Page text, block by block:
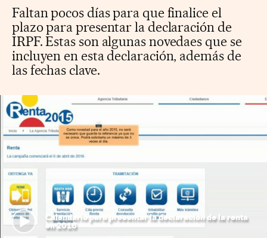
Faltan pocos días para que finalice el
plazo para presentar la declaración de
IRPF. Estas son algunas novedaes que se
incluyen en esta declaración, además de
las fechas clave.
Calendario para presentar la declaración de la renta
en 2016